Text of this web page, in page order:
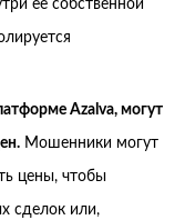
ее собственной
Azalva, могут
Мошенники могут
цены, чтобы
сделок или,